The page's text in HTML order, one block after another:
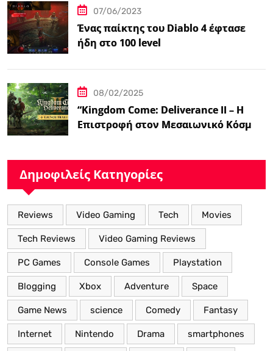
07/06/2023
Ένας παίκτης του Diablo 4 έφτασε
ήδη στο 100 level
08/02/2025
“Kingdom Come: Deliverance II – Η
Επιστροφή στον Μεσαιωνικό Κόσμο
Δημοφιλείς Κατηγορίες
Reviews Video Gaming Tech Movies
Tech Reviews Video Gaming Reviews
PC Games Console Games Playstation
Blogging Xbox Adventure Space
Game News science Comedy Fantasy
Internet Nintendo Drama smartphones